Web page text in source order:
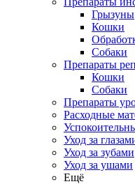
Грызуны
Кошки
Собаки
Препараты
Кошки
Собаки
Препараты
Расходные
Уход за
Уход за зубами
Уход за ушами
Ещё